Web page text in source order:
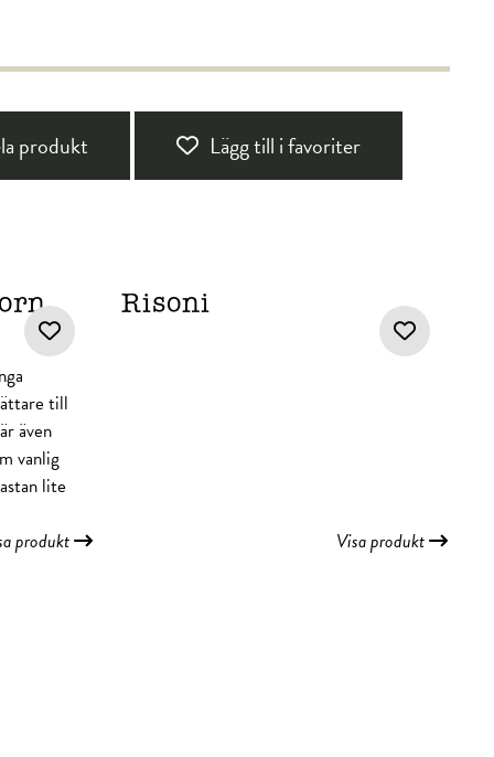
produkt Lägg till i favoriter
till
även
vanlig
lite
produkt
Risoni
Visa produkt